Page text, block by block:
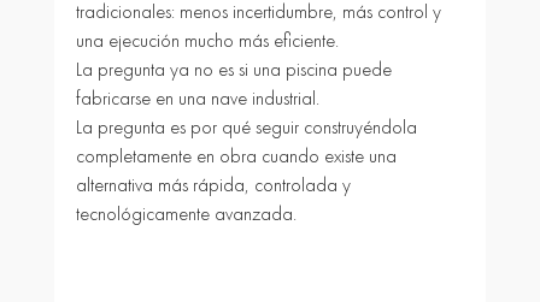
tradicionales: menos incertidumbre, más control y
una ejecución mucho más eficiente.
La pregunta ya no es si una piscina puede
fabricarse en una nave industrial.
La pregunta es por qué seguir construyéndola
completamente en obra cuando existe una
alternativa más rápida, controlada y
tecnológicamente avanzada.